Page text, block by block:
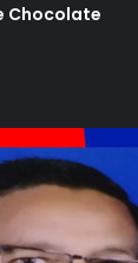
Chocolate